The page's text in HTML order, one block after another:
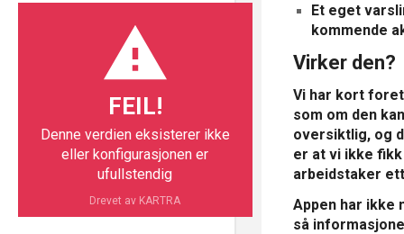
FEIL!
Denne verdien eksisterer ikke
eller konfigurasjonen er
ufullstendig
Drevet av KARTRA
Et eget
kommende
Virker den?
Vi har kort
som om den
oversiktlig, og
er at vi ikke
arbeidstaker
Appen har ikke
så